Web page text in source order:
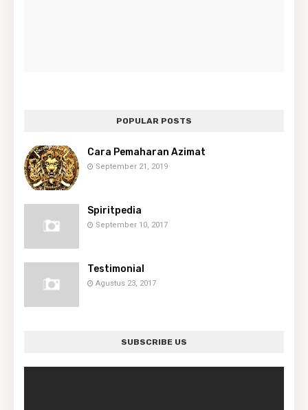
POPULAR POSTS
Cara Pemaharan Azimat
September 21, 2019
Spiritpedia
September 10, 2017
Testimonial
Agustus 23, 2017
SUBSCRIBE US